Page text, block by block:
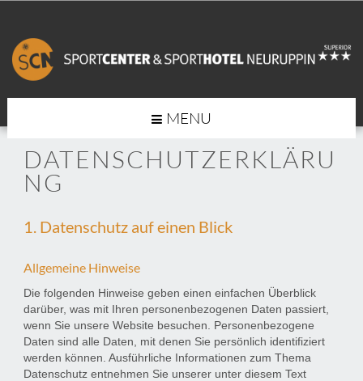
MENU
DATENSCHUTZERKLÄRU
NG
1. Datenschutz auf einen Blick
Allgemeine Hinweise
Die folgenden Hinweise geben einen einfachen Überblick
darüber, was mit Ihren personenbezogenen Daten passiert,
wenn Sie unsere Website besuchen. Personenbezogene
Daten sind alle Daten, mit denen Sie persönlich identifiziert
werden können. Ausführliche Informationen zum Thema
Datenschutz entnehmen Sie unserer unter diesem Text